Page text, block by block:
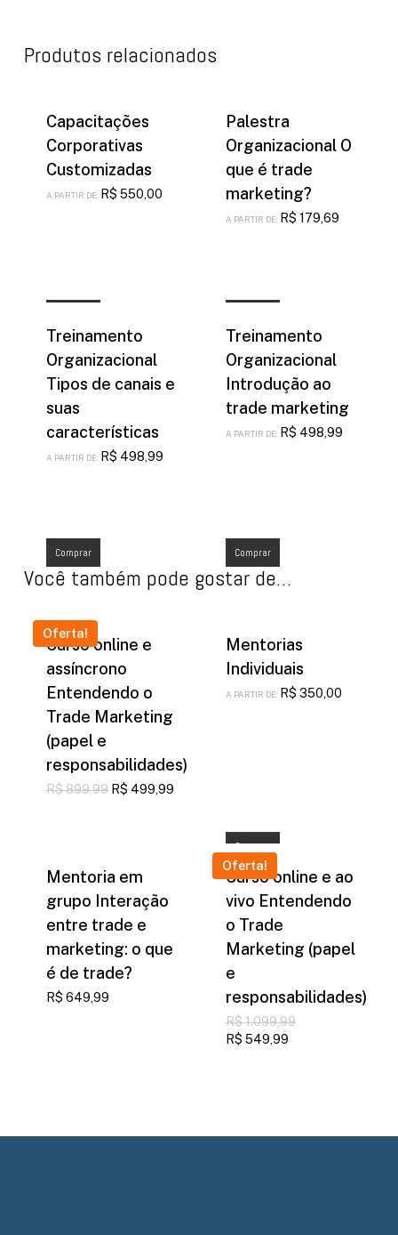
Produtos relacionados
Capacitações
Corporativas
Customizadas
A PARTIR DE: R$ 550,00
Palestra
Organizacional O
que é trade
marketing?
A PARTIR DE: R$ 179,69
Treinamento
Organizacional
Tipos de canais e
suas
características
A PARTIR DE: R$ 498,99
Comprar
Treinamento
Organizacional
Introdução ao
trade marketing
A PARTIR DE: R$ 498,99
Comprar
Você também pode gostar de…
Oferta!
Curso online e
assíncrono
Entendendo o
Trade Marketing
(papel e
responsabilidades)
R$899,99 O
R$ 499,99O
R$ 499,99.
Mentorias
Individuais
A PARTIR DE: R$ 350,00
Comprar
Mentoria em
grupo Interação
entre trade e
marketing: o que
é de trade?
R$ 649,99
Oferta!
Curso online e ao
vivo Entendendo
o Trade
Marketing (papel
e
responsabilidades)
R$1.099,99O
R$ 549,99O